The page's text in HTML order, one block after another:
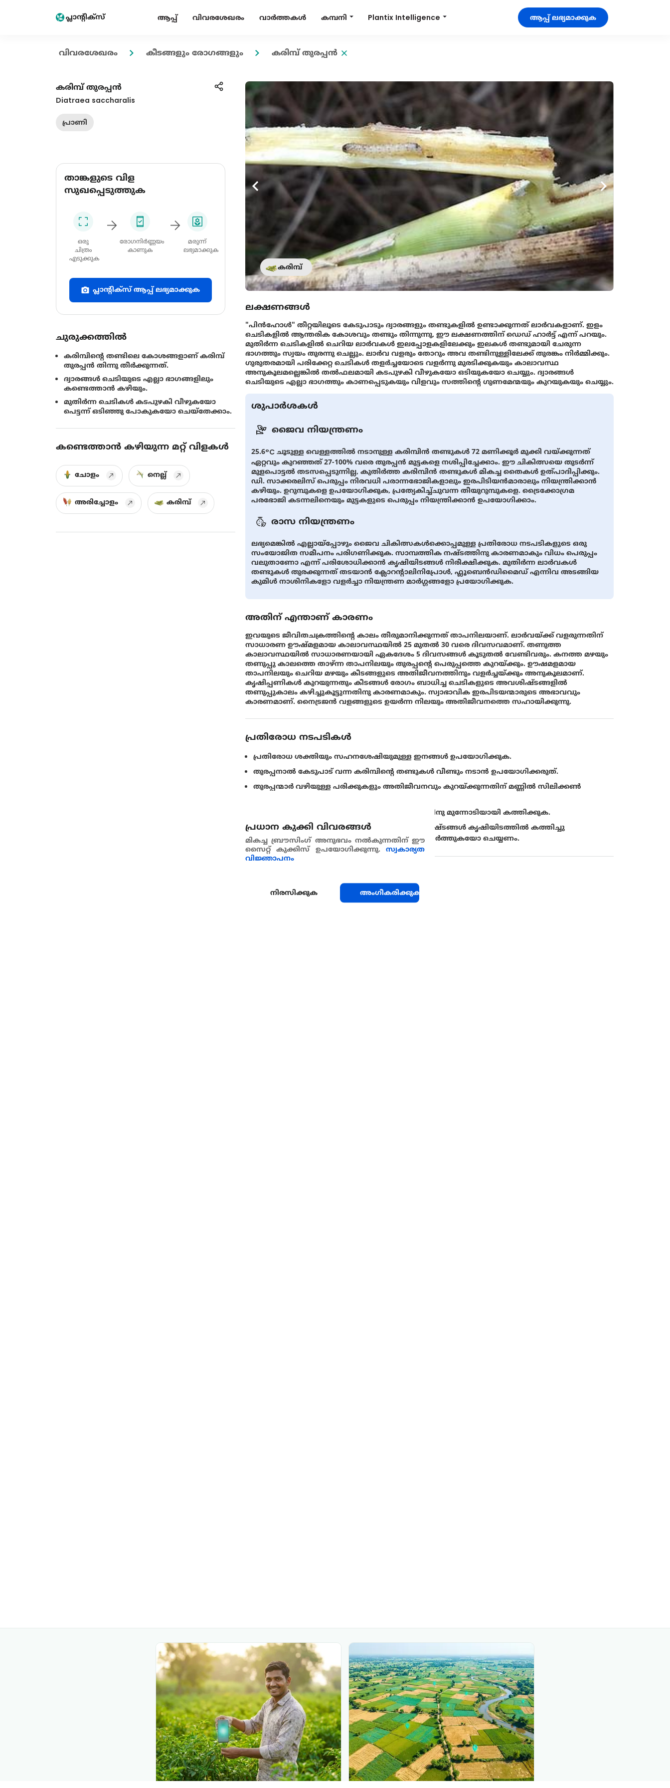
ആപ്പ് വിവരശേഖരം വാർത്തകൾ കമ്പനി Plantix Intelligence ആപ്പ് ലഭ്യമാക്കുക
വിവരശേഖരം കീടങ്ങളും രോഗങ്ങളും കരിമ്പ് തുരപ്പന്‍
കരിമ്പ് തുരപ്പന്‍
Diatraea saccharalis
പ്രാണി
താങ്കളുടെ വിള
സുഖപ്പെടുത്തുക
ഒരു
ചിത്രം
എടുക്കുക
രോഗനിർണ്ണയം
കാണുക
മരുന്ന്
ലഭ്യമാക്കുക
പ്ലാന്റിക്സ് ആപ്പ് ലഭ്യമാക്കുക
ചുരുക്കത്തിൽ
കരിമ്പിന്റെ തണ്ടിലെ കോശങ്ങളാണ് കരിമ്പ്
തുരപ്പന്‍ തിന്നു തീര്‍ക്കുന്നത്.
ദ്വാരങ്ങള്‍ ചെടിയുടെ എല്ലാ ഭാഗങ്ങളിലും
കണ്ടെത്താന്‍ കഴിയും.
മുതിര്‍ന്ന ചെടികള്‍ കടപുഴകി വീഴുകയോ
പെട്ടന്ന് ഒടിഞ്ഞു പോകുകയോ ചെയ്തേക്കാം.
കണ്ടെത്താൻ കഴിയുന്ന മറ്റ് വിളകൾ
ചോളം നെല്ല്
അരിച്ചോളം കരിമ്പ്
കരിമ്പ്
ലക്ഷണങ്ങൾ
"പിന്‍ഹോള്‍" തീറ്റയിലൂടെ കേടുപാടും ദ്വാരങ്ങളും തണ്ടുകളില്‍ ഉണ്ടാക്കുന്നത് ലാര്‍വകളാണ്. ഇളം
ചെടികളില്‍ ആന്തരിക കോശവും തണ്ടും തിന്നുന്നു, ഈ ലക്ഷണത്തിന് ഡെഡ് ഹാര്‍ട്ട് എന്ന് പറയും.
മുതിര്‍ന്ന ചെടികളില്‍ ചെറിയ ലാര്‍വകള്‍ ഇലപ്പോളകളിലേക്കും ഇലകള്‍ തണ്ടുമായി ചേരുന്ന
ഭാഗത്തും സ്വയം തുരന്നു ചെല്ലും. ലാര്‍വ വളരും തോറും അവ തണ്ടിനുള്ളിലേക്ക് തുരങ്കം നിര്‍മ്മിക്കും.
ഗുരുതരമായി പരിക്കേറ്റ ചെടികള്‍ തളര്‍ച്ചയോടെ വളര്‍ന്നു മുരടിക്കുകയും കാലാവസ്ഥ
അനുകൂലമല്ലെങ്കില്‍ തല്‍ഫലമായി കടപുഴകി വീഴുകയോ ഒടിയുകയോ ചെയ്യും. ദ്വാരങ്ങള്‍
ചെടിയുടെ എല്ലാ ഭാഗത്തും കാണപ്പെടുകയും വിളവും സത്തിന്റെ ഗുണമേന്മയും കുറയുകയും ചെയ്യും.
ശുപാർശകൾ
ജൈവ നിയന്ത്രണം
25.6°C ചൂടുള്ള വെള്ളത്തില്‍ നടാനുള്ള കരിമ്പിന്‍ തണ്ടുകള്‍ 72 മണിക്കൂര്‍ മുക്കി വയ്ക്കുന്നത്
ഏറ്റവും കുറഞ്ഞത്‌ 27-100% വരെ തുരപ്പന്‍ മുട്ടകളെ നശിപ്പിച്ചേക്കാം. ഈ ചികിത്സയെ തുടര്‍ന്ന്
മുളപൊട്ടല്‍ തടസപ്പെടുന്നില്ല, കുതിര്‍ത്ത കരിമ്പിന്‍ തണ്ടുകള്‍ മികച്ച തൈകള്‍ ഉത്പാദിപ്പിക്കും.
ഡി. സാക്കരലിസ് പെരുപ്പം നിരവധി പരാന്നഭോജികളാലും ഇരപിടിയന്‍മാരാലും നിയന്ത്രിക്കാന്‍
കഴിയും. ഉറുമ്പുകളെ ഉപയോഗിക്കുക, പ്രത്യേകിച്ച്ചുവന്ന തീയുറുമ്പുകളെ. ട്രൈക്കോഗ്രമ
പരഭോജി കടന്നലിനെയും മുട്ടകളുടെ പെരുപ്പം നിയന്ത്രിക്കാന്‍ ഉപയോഗിക്കാം.
രാസ നിയന്ത്രണം
ലഭ്യമെങ്കിൽ എല്ലായ്‍പ്പോഴും ജൈവ ചികിത്സകള്‍ക്കൊപ്പമുള്ള പ്രതിരോധ നടപടികളുടെ ഒരു
സംയോജിത സമീപനം പരിഗണിക്കുക. സാമ്പത്തിക നഷ്ടത്തിനു കാരണമാകും വിധം പെരുപ്പം
വലുതാണോ എന്ന് പരിശോധിക്കാന്‍ കൃഷിയിടങ്ങള്‍ നിരീക്ഷിക്കുക. മുതിര്‍ന്ന ലാര്‍വകള്‍
തണ്ടുകള്‍ തുരക്കുന്നത് തടയാന്‍ ക്ലോറന്‍റാലിനിപ്രോള്‍, ഫ്ലൂബെന്‍ഡിമൈഡ് എന്നിവ അടങ്ങിയ
കുമിള്‍ നാശിനികളോ വളര്‍ച്ചാ നിയന്ത്രണ മാര്‍ഗ്ഗങ്ങളോ പ്രയോഗിക്കുക.
അതിന് എന്താണ് കാരണം
ഇവയുടെ ജീവിതചക്രത്തിന്റെ കാലം തീരുമാനിക്കുന്നത് താപനിലയാണ്. ലാര്‍വയ്ക്ക് വളരുന്നതിന്
സാധാരണ ഊഷ്മളമായ കാലാവസ്ഥയില്‍ 25 മുതല്‍ 30 വരെ ദിവസവമാണ്. തണുത്ത
കാലാവസ്ഥയില്‍ സാധാരണയായി ഏകദേശം 5 ദിവസങ്ങള്‍ കൂടുതല്‍ വേണ്ടിവരും. കനത്ത മഴയും
തണുപ്പു കാലത്തെ താഴ്ന്ന താപനിലയും തുരപ്പന്റെ പെരുപ്പത്തെ കുറയ്ക്കും. ഊഷമളമായ
താപനിലയും ചെറിയ മഴയും കീടങ്ങളുടെ അതിജീവനത്തിനും വളര്‍ച്ചയ്ക്കും അനുകൂലമാണ്.
കൃഷിപ്പണികള്‍ കുറയുന്നതും കീടങ്ങള്‍ രോഗം ബാധിച്ച ചെടികളുടെ അവശിഷ്ടങ്ങളില്‍
തണുപ്പുകാലം കഴിച്ചുകൂട്ടുന്നതിനു കാരണമാകും. സ്വാഭാവിക ഇരപിടയന്മാരുടെ അഭാവവും
കാരണമാണ്. നൈട്രജന്‍ വളങ്ങളുടെ ഉയര്‍ന്ന നിലയും അതിജീവനത്തെ സഹായിക്കുന്നു.
പ്രതിരോധ നടപടികൾ
പ്രതിരോധ ശക്തിയും സഹനശേഷിയുമുള്ള ഇനങ്ങള്‍ ഉപയോഗിക്കുക.
തുരപ്പനാല്‍ കേടുപാട് വന്ന കരിമ്പിന്റെ തണ്ടുകള്‍ വീണ്ടും നടാന്‍ ഉപയോഗിക്കരുത്.
തുരപ്പന്മാര്‍ വഴിയുള്ള പരിക്കുകളും അതിജീവനവും കുറയ്ക്കുന്നതിന് മണ്ണില്‍ സിലിക്കണ്‍
പെരുപ്പം കുറയ്ക്കുന്നതിനായി കരിമ്പ് വിളവെടുപ്പിനു മുന്നോടിയായി കത്തിക്കുക.
വിളവെടുപ്പിനു ശേഷം ഉടനടി വിളകളുടെ അവശിഷ്ടങ്ങള്‍ കൃഷിയിടത്തില്‍ കത്തിച്ചു
കളയുകയോ ചതച്ച് കളയുകയോ വെള്ളം കെട്ടിനിര്‍ത്തുകയോ ചെയ്യണം.
പ്രധാന കുക്കി വിവരങ്ങള്‍
മികച്ച ബ്രൗസിംഗ് അനുഭവം നൽകുന്നതിന് ഈ
സൈറ്റ് കുക്കിസ് ഉപയോഗിക്കുന്നു. സ്വകാര്യത
വിജ്ഞാപനം
നിരസിക്കുക അംഗീകരിക്കുക